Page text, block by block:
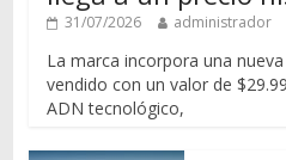
31/07/2026 administrador
La marca incorpora una
vendido con un valor de
ADN tecnológico,